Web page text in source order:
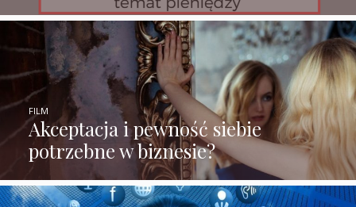
Akceptacja i pewność siebie
potrzebne w biznesie?
FILM